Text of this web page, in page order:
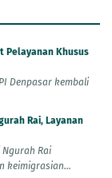
Pelayanan Khusus
Denpasar kembali
Rai, Layanan
Rai
keimigrasian...